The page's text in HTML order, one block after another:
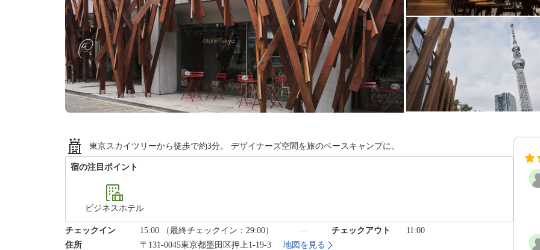
東京スカイツリーから徒歩で約3分。 デザイナーズ空間を旅のベースキャンプに。
宿の注目ポイント
ビジネスホテル
チェックイン 15:00 （最終チェックイン：29:00） チェックアウト
11:00
住所
〒131-0045東京都墨田区押上1-19-3
地図を見る